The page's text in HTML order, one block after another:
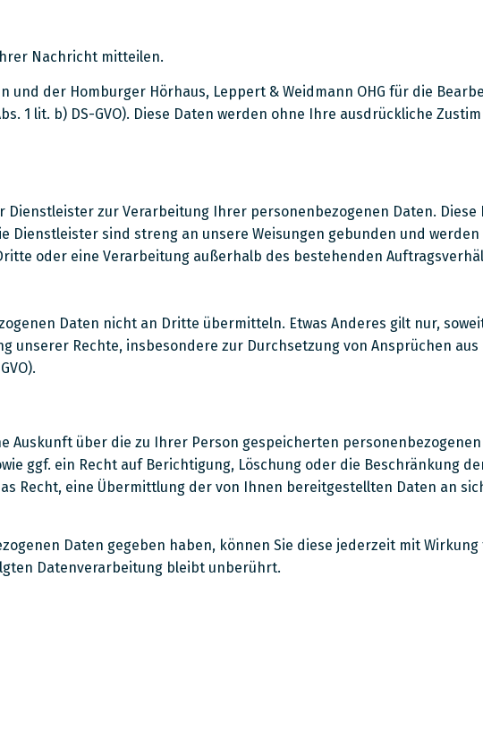
Nachricht mitteilen.
der Homburger Hörhaus, Leppert & Weidmann OHG für die
1 lit. b) DS-GVO). Diese Daten werden ohne Ihre ausdrückliche
zur Verarbeitung Ihrer personenbezogenen Daten. Diese
sind streng an unsere Weisungen gebunden und
oder eine Verarbeitung außerhalb des bestehenden
Daten nicht an Dritte übermitteln. Etwas Anderes gilt nur,
unserer Rechte, insbesondere zur Durchsetzung von Ansprüchen aus
Auskunft über die zu Ihrer Person gespeicherten
ggf. ein Recht auf Berichtigung, Löschung oder die Beschränkung
Recht, eine Übermittlung der von Ihnen bereitgestellten Daten an
Daten gegeben haben, können Sie diese jederzeit mit Wirkung
Datenverarbeitung bleibt unberührt.